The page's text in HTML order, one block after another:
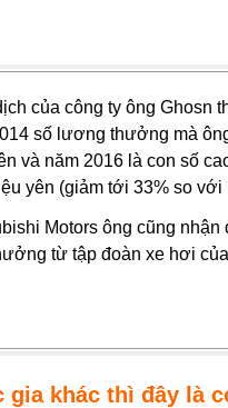
của công ty ông
số lương thưởng mà
và năm 2016 là con số
yên (giảm tới 33% so với
Motors ông cũng
từ tập đoàn xe hơi
gia khác thì đây là